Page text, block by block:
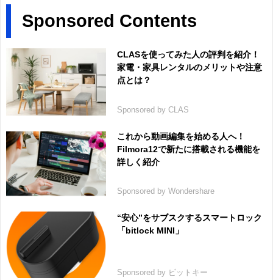
Sponsored Contents
CLASを使ってみた人の評判を紹介！
家電・家具レンタルのメリットや注意
点とは？
Sponsored by CLAS
これから動画編集を始める人へ！
Filmora12で新たに搭載される機能を
詳しく紹介
Sponsored by Wondershare
“安心”をサブスクするスマートロック
「bitlock MINI」
Sponsored by ビットキー